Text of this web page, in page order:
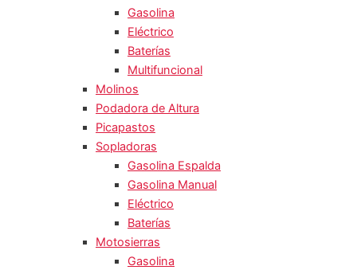
Gasolina
Eléctrico
Baterías
Multifuncional
Molinos
Podadora de Altura
Picapastos
Sopladoras
Gasolina Espalda
Gasolina Manual
Eléctrico
Baterías
Motosierras
Gasolina